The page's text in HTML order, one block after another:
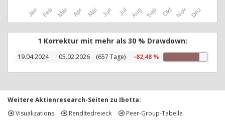
Jan Feb Mär Apr Mai Jun Jul Aug Sep Okt Nov Dez
1 Korrektur mit mehr als 30 % Drawdown:
19.04.2024 05.02.2026 (657 Tage) -82,48 %
Weitere Aktienresearch-Seiten zu Ibotta:
Visualizations
Renditedreieck
Peer-Group-Tabelle